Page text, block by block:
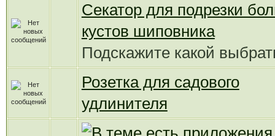
Секатор для подрезки
кустов шиповника
Подскажите какой
Розетка для садового
удлинителя